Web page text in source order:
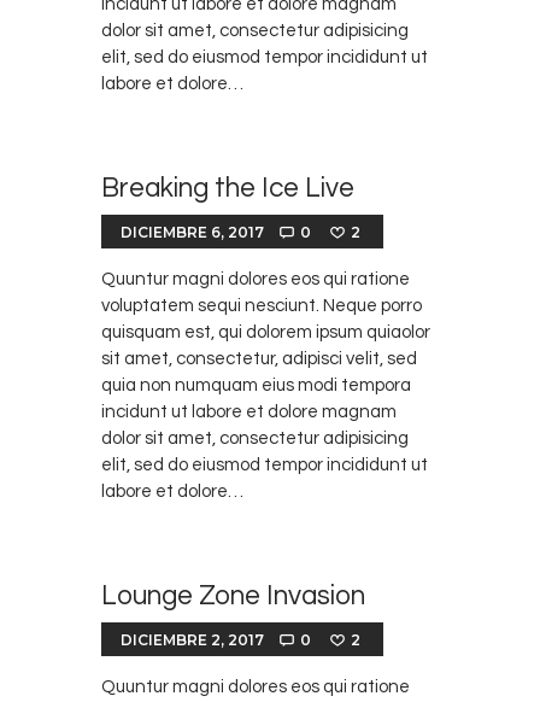
incidunt ut labore et dolore magnam
dolor sit amet, consectetur adipisicing
elit, sed do eiusmod tempor incididunt ut
labore et dolore…
Breaking the Ice Live
DICIEMBRE 6, 2017 0 2
Quuntur magni dolores eos qui ratione
voluptatem sequi nesciunt. Neque porro
quisquam est, qui dolorem ipsum quiaolor
sit amet, consectetur, adipisci velit, sed
quia non numquam eius modi tempora
incidunt ut labore et dolore magnam
dolor sit amet, consectetur adipisicing
elit, sed do eiusmod tempor incididunt ut
labore et dolore…
Lounge Zone Invasion
DICIEMBRE 2, 2017 0 2
Quuntur magni dolores eos qui ratione